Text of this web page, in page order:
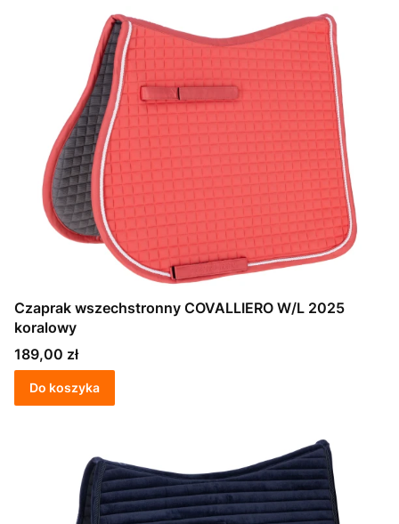
Czaprak wszechstronny COVALLIERO W/L 2025
koralowy
Cena
189,00 zł
Do koszyka